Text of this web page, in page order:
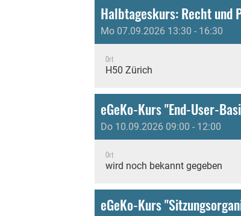
Halbtageskurs: Recht und
Mo 07.09.2026 13:30 - 16:30
Ort
H50 Zürich
eGeKo-Kurs "End-User-
Do 10.09.2026 09:00 - 12:00
Ort
wird noch bekannt gegeben
eGeKo-Kurs